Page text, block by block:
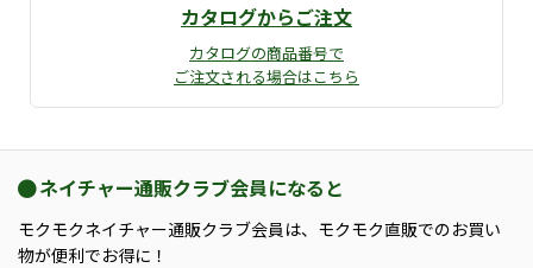
カタログからご注文
カタログの商品番号で
ご注文される場合はこちら
ネイチャー通販クラブ会員になると
モクモクネイチャー通販クラブ会員は、モクモク直販でのお買い
物が便利でお得に！